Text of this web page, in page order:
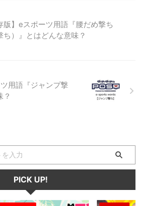
しくは
う練習
版】eスポーツ用語『腰だめ撃ち
ち）』とはどんな意味？
用語『ジャンプ撃
？
PICK UP!